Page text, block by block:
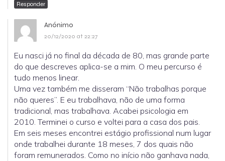
Responder
Anónimo
20/12/2020 at 22:27
Eu nasci já no final da década de 80, mas grande parte
do que descreves aplica-se a mim. O meu percurso é
tudo menos linear.
Uma vez também me disseram “Não trabalhas porque
não queres”. E eu trabalhava, não de uma forma
tradicional, mas trabalhava. Acabei psicologia em
2010. Terminei o curso e voltei para a casa dos pais.
Em seis meses encontrei estágio profissional num lugar
onde trabalhei durante 18 meses, 7 dos quais não
foram remunerados. Como no início não ganhava nada,